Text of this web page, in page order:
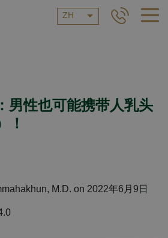
ZH
男性也可能携带人乳头
！
M.D. on 2022年6月9日